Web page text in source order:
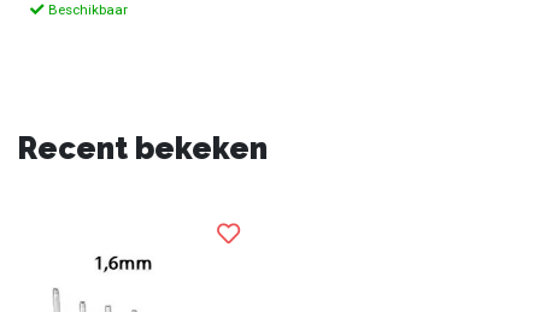
Beschikbaar
Recent bekeken